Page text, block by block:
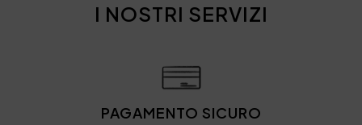
I NOSTRI SERVIZI
PAGAMENTO SICURO